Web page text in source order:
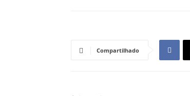
Compartilhado